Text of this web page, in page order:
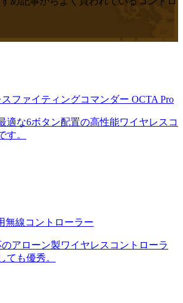
ファイティングコマンダー OCTA Pro
適な6ボタン配置の高性能ワイヤレスコ
す。
無線コントローラー
アローン製ワイヤレスコントローラ
ても優秀。